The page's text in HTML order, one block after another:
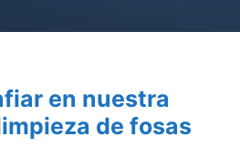
en nuestra
de fosas